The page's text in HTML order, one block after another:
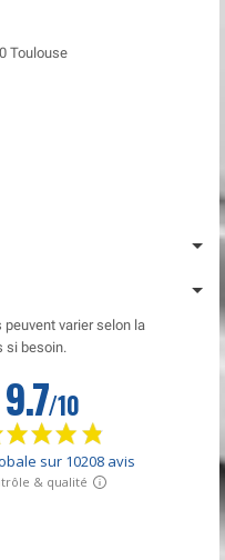
Toulouse
varier selon la
si besoin.